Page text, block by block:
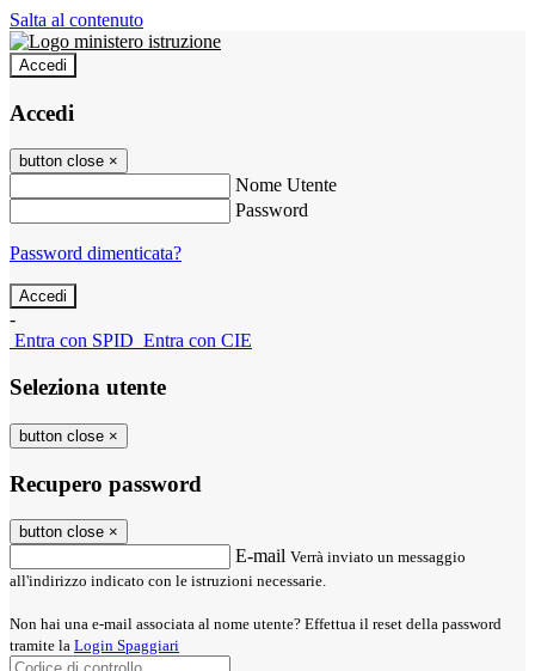
Salta al contenuto
Accedi
Accedi
button close ×
Nome Utente
Password
Password dimenticata?
-
Entra con SPID Entra con CIE
Seleziona utente
button close ×
Recupero password
button close ×
E-mail Verrà inviato un messaggio
all'indirizzo indicato con le istruzioni necessarie.
Non hai una e-mail associata al nome utente? Effettua il reset della password
tramite la Login Spaggiari